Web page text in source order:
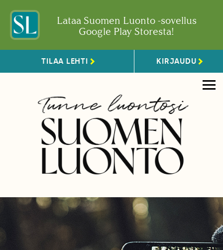
Lataa Suomen Luonto -sovellus
Google Play Storesta!
TILAA LEHTI KIRJAUDU